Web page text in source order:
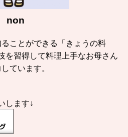
non
ことができる「きょうの料
を習得して料理上手なお母さん
ています。
します↓